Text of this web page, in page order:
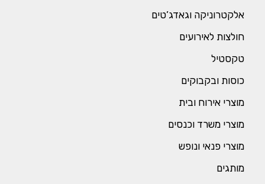
אלקטרוניקה וגאדג’טים
חולצות לאירועים
טקסטיל
כוסות ובקבוקים
מוצרי אירוח ובית
מוצרי משרד וכנסים
מוצרי פנאי ונופש
מותגים